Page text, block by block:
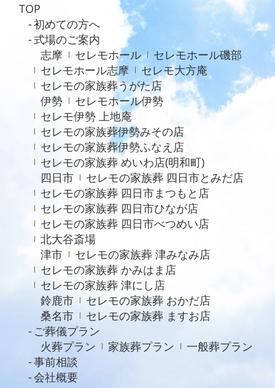
2023年10月
2023年9月
2023年8月
2023年6月
2023年5月
2023年4月
2023年3月
2023年2月
2022年12月
2022年9月
2022年8月
2022年4月
2022年2月
2021年11月
2021年6月
2021年4月
2021年2月
TOP
初めての方へ
式場のご案内
志摩
セレモホール
セレモホール磯部
セレモホール志摩
セレモ大方庵
セレモの家族葬うがた店
伊勢
セレモホール伊勢
セレモ伊勢 上地庵
セレモの家族葬伊勢みその店
セレモの家族葬伊勢ふなえ店
セレモの家族葬 めいわ店(明和町)
四日市
セレモの家族葬 四日市とみだ店
セレモの家族葬 四日市まつもと店
セレモの家族葬 四日市ひなが店
セレモの家族葬 四日市べつめい店
北大谷斎場
津市
セレモの家族葬 津みなみ店
セレモの家族葬 かみはま店
セレモの家族葬 津にし店
鈴鹿市
セレモの家族葬 おかだ店
桑名市
セレモの家族葬 ますお店
ご葬儀プラン
火葬プラン
家族葬プラン
一般葬プラン
事前相談
会社概要